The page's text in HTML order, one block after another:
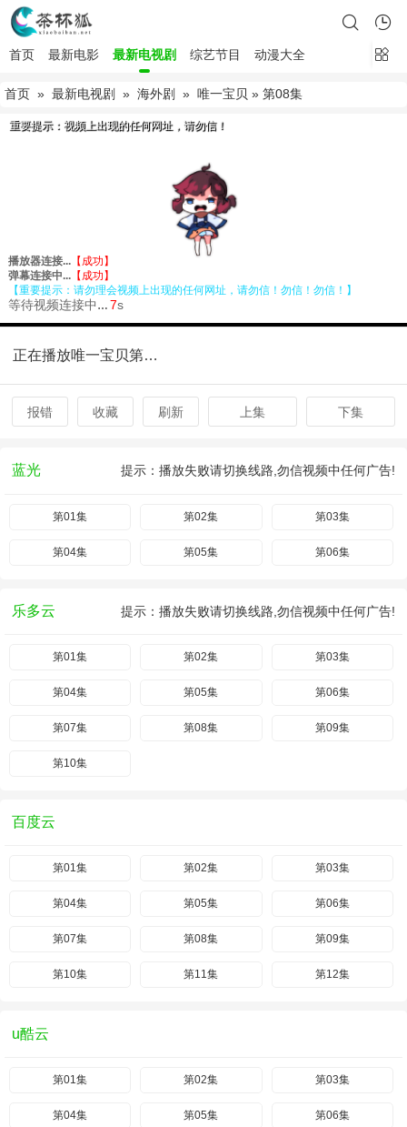
首页 最新电影 最新电视剧 综艺节目 动漫大全
首页 » 最新电视剧 » 海外剧 » 唯一宝贝 » 第08集
正在播放唯一宝贝第08集
报错 收藏 刷新 上集 下集
蓝光 提示：播放失败请切换线路,勿信视频中任何广告!
第01集 第02集 第03集
第04集 第05集 第06集
乐多云 提示：播放失败请切换线路,勿信视频中任何广告!
第01集 第02集 第03集
第04集 第05集 第06集
第07集 第08集 第09集
第10集
百度云
第01集 第02集 第03集
第04集 第05集 第06集
第07集 第08集 第09集
第10集 第11集 第12集
u酷云
第01集 第02集 第03集
第04集 第05集 第06集